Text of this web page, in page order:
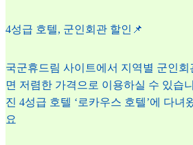
4성급 호텔, 군인회관 할인📌
국군휴드림 사이트에서 지역별 군인회
면 저렴한 가격으로 이용하실 수 있습
진 4성급 호텔 ‘로카우스 호텔’에 다녀
요